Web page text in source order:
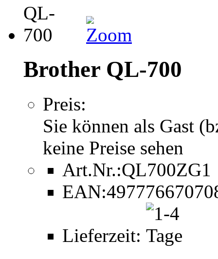
Brother QL-700
Preis:
Sie können als Gast
keine Preise sehen
Art.Nr.:QL700ZG1
EAN:
Lieferzeit: